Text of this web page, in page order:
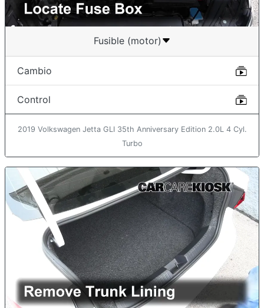
Fusible (motor)
Cambio
Control
2019 Volkswagen Jetta GLI 35th Anniversary Edition 2.0L 4 Cyl.
Turbo